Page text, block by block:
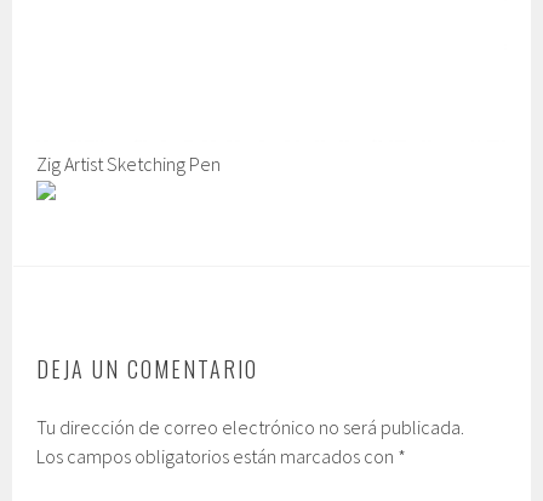
Zig Artist Sketching Pen
DEJA UN COMENTARIO
Tu dirección de correo electrónico no será publicada.
Los campos obligatorios están marcados con *